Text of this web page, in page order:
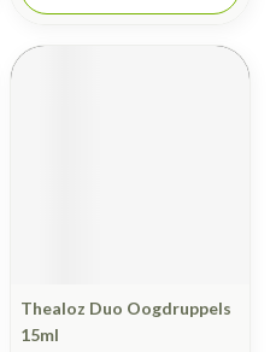
Thealoz Duo Oogdruppels
15ml